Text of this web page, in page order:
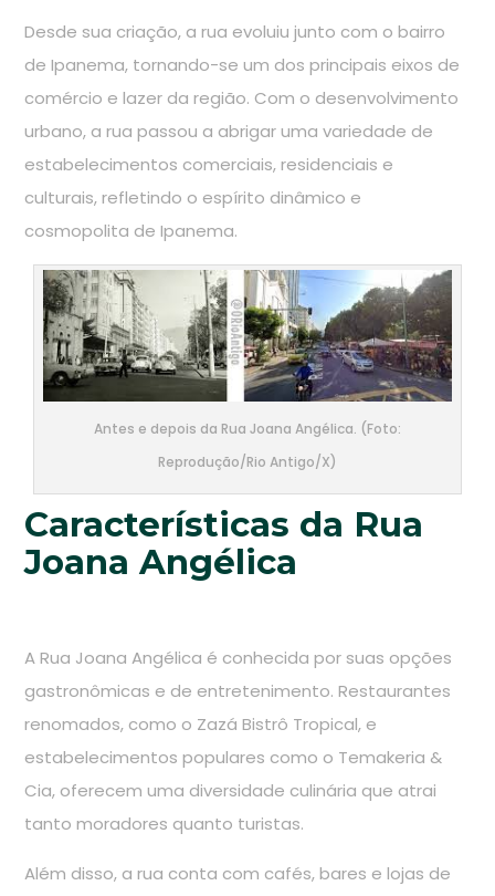
Desde sua criação, a rua evoluiu junto com o bairro
de Ipanema, tornando-se um dos principais eixos de
comércio e lazer da região. Com o desenvolvimento
urbano, a rua passou a abrigar uma variedade de
estabelecimentos comerciais, residenciais e
culturais, refletindo o espírito dinâmico e
cosmopolita de Ipanema.
Antes e depois da Rua Joana Angélica. (Foto:
Reprodução/Rio Antigo/X)
Características da Rua
Joana Angélica
A Rua Joana Angélica é conhecida por suas opções
gastronômicas e de entretenimento. Restaurantes
renomados, como o Zazá Bistrô Tropical, e
estabelecimentos populares como o Temakeria &
Cia, oferecem uma diversidade culinária que atrai
tanto moradores quanto turistas.
Além disso, a rua conta com cafés, bares e lojas de